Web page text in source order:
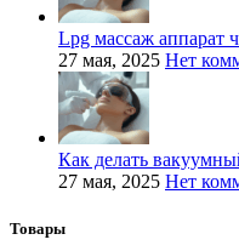
Lpg массаж аппарат
27 мая, 2025 Нет
Как делать
27 мая, 2025 Нет
Товары